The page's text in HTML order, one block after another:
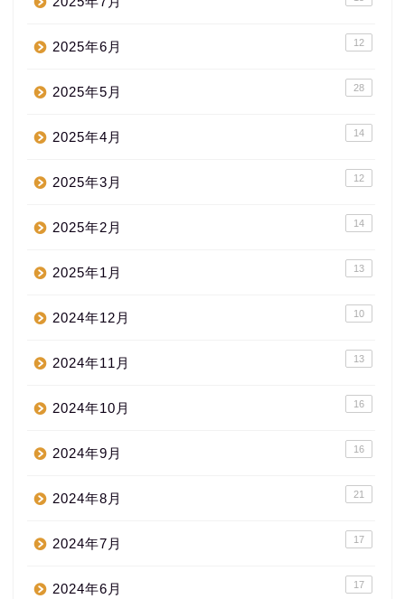
2025年6月 12
2025年5月 28
2025年4月 14
2025年3月 12
2025年2月 14
2025年1月 13
2024年12月 10
2024年11月 13
2024年10月 16
2024年9月 16
2024年8月 21
2024年7月 17
2024年6月 17